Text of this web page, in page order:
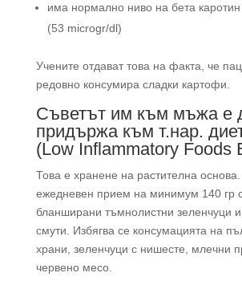
има нормално ниво на бета
(53 microgr/dl)
Учените отдават това на факта, че
редовно консумира сладки картофи.
Съветът им към мъжа е
придържа към т.нар.
(Low Inflammatory Foods
Това е хранене на растителна
ежедневен прием на минимум 140 гр
бланширани тъмнолистни зеленчуци
смути. Избягва се консумацията на
храни, зеленчуци с нишесте, млечни
червено месо.